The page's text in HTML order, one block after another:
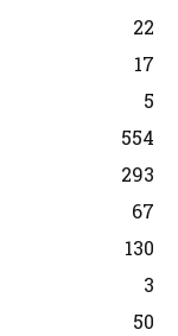
22
17
5
554
293
67
130
3
50